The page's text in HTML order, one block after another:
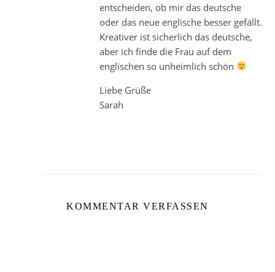
entscheiden, ob mir das deutsche
oder das neue englische besser gefällt.
Kreativer ist sicherlich das deutsche,
aber ich finde die Frau auf dem
englischen so unheimlich schön
Liebe Grüße
Sarah
KOMMENTAR VERFASSEN